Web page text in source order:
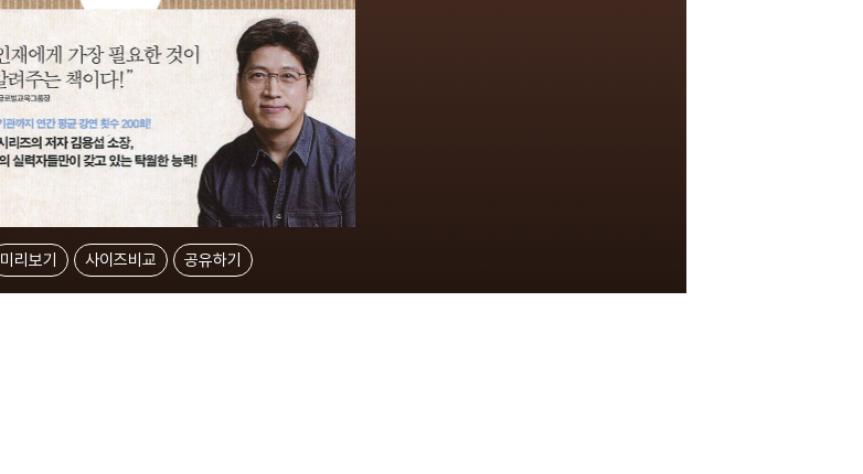
미리보기 사이즈비교 공유하기